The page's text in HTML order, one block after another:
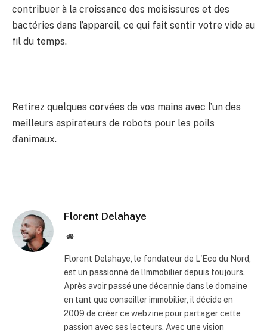
contribuer à la croissance des moisissures et des
bactéries dans l’appareil, ce qui fait sentir votre vide au
fil du temps.
Retirez quelques corvées de vos mains avec l’un des
meilleurs aspirateurs de robots pour les poils
d’animaux.
Florent Delahaye
Site
Florent Delahaye, le fondateur de L'Eco du Nord,
est un passionné de l'immobilier depuis toujours.
Après avoir passé une décennie dans le domaine
en tant que conseiller immobilier, il décide en
2009 de créer ce webzine pour partager cette
passion avec ses lecteurs. Avec une vision